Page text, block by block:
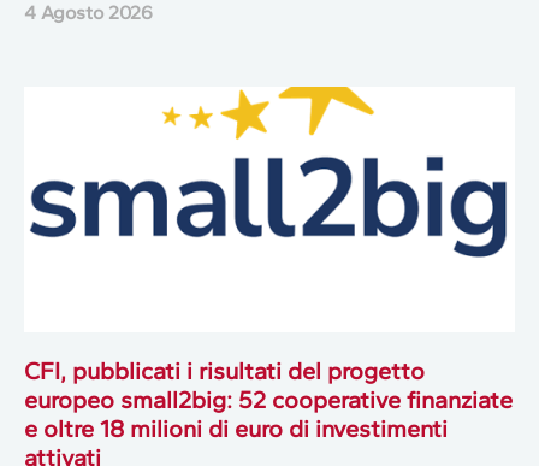
4 Agosto 2026
CFI, pubblicati i risultati del progetto
europeo small2big: 52 cooperative finanziate
e oltre 18 milioni di euro di investimenti
attivati